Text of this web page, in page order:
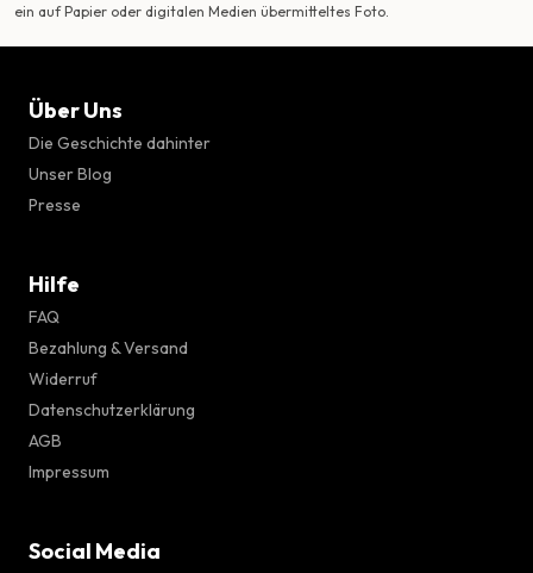
ein auf Papier oder digitalen Medien übermitteltes Foto.
Über Uns
Die Geschichte dahinter
Unser Blog
Presse
Hilfe
FAQ
Bezahlung & Versand
Widerruf
Datenschutzerklärung
AGB
Impressum
Social Media